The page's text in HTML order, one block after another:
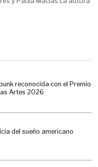
reconocida con el Premio
Artes 2026
del sueño americano